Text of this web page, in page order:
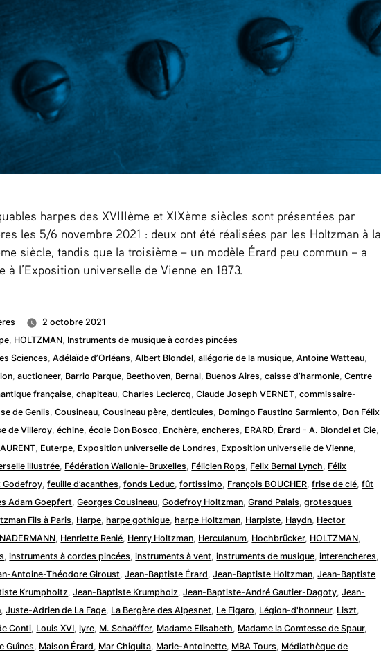
harpes des XVIIIème et XIXème siècles sont présentées par
les 5/6 novembre 2021 : deux ont été réalisées par les Holtzman à la
siècle, tandis que la troisième – un modèle Érard peu commun – a
à l’Exposition universelle de Vienne en 1873.
2 octobre 2021
, HOLTZMAN, Instruments de musique à cordes pincées
Sciences, Adélaïde d’Orléans, Albert Blondel, allégorie de la musique, Antoine Watteau,
,auctioneer, Barrio Parque, Beethoven, Bernal, Buenos Aires,caisse d’harmonie,Centre
française,chapiteau,Charles Leclercq,Claude Joseph VERNET,commissaire-
de Genlis,Cousineau,Cousineau père,denticules, Domingo Faustino Sarmiento, Don Félix
de Villeroy,échine,école Don Bosco, Enchère,encheres, ERARD, Érard - A. Blondel et Cie,
, Euterpe, Exposition universelle de Londres, Exposition universelle de Vienne,
illustrée, Fédération Wallonie-Bruxelles, Félicien Rops, Felix Bernal Lynch, Félix
Godefroy,feuille d’acanthes,fonds Leduc,fortissimo, François BOUCHER,frise de clé,fût
Adam Goepfert,Georges Cousineau,Godefroy Holtzman,Grand Palais,grotesques
Fils à Paris, Harpe,harpe gothique,harpe Holtzman, Harpiste, Haydn, Hector
, Henriette Renié, Henry Holtzman, Herculanum, Hochbrücker, HOLTZMAN,
,instruments à cordes pincées,instruments à vent,instruments de musique,interencheres,
Antoine-Théodore Giroust,Jean-Baptiste Érard,Jean-Baptiste Holtzman,Jean-Baptiste
Krumpholtz,Jean-Baptiste Krumpholz,Jean-Baptiste-André Gautier-Dagoty,Jean-
,Juste-Adrien de La Fage, La Bergère des Alpesnet, Le Figaro, Légion-d'honneur, Liszt,
Conti, Louis XVI,lyre, M. Schaëffer, Madame Elisabeth, Madame la Comtesse de Spaur,
Guînes, Maison Érard, Mar Chiquita, Marie-Antoinette, MBA Tours, Médiathèque de